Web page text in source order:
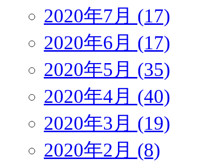
2020年7月 (17)
2020年6月 (17)
2020年5月 (35)
2020年4月 (40)
2020年3月 (19)
2020年2月 (8)